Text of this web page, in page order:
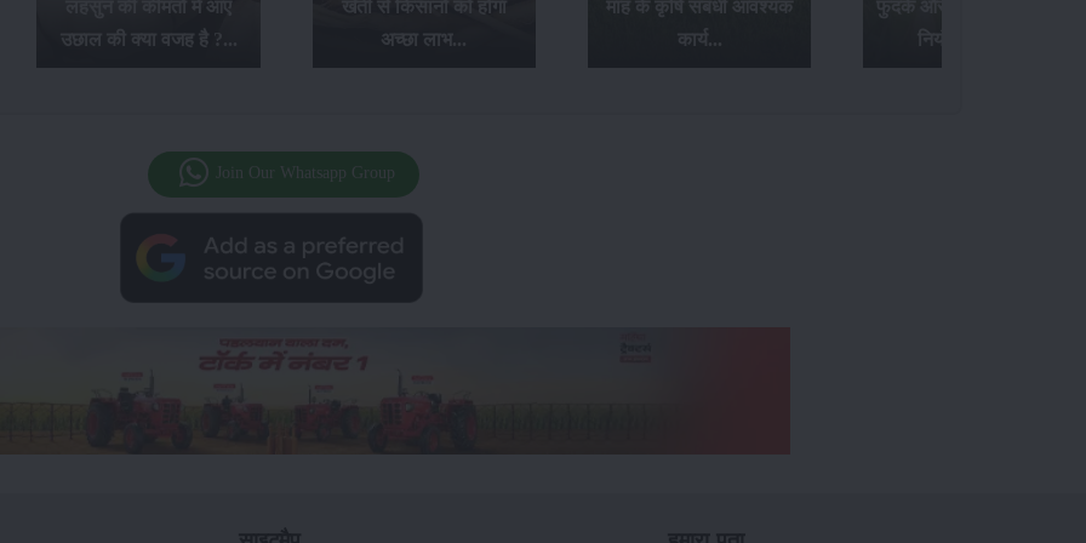
लहसुन की कीमतों में आए
उछाल की क्या वजह है ?...
खेती से किसानों को होगा
अच्छा लाभ...
माह के कृषि संबंधी आवश्यक
कार्य...
फुदके और तना छेदक किट के
नियंत्रण उपाय...
Join Our Whatsapp Group